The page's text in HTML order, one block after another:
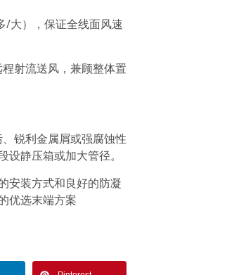
/大），保证全线面风速
射流送风，兼顾整体置
锐利金属屑或强腐蚀性
静压箱或加大管径。
安装方式和良好的防凝
优选末端方案